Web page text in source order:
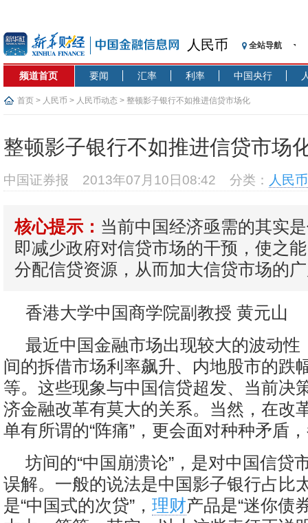
人民币 全站导航
频道首页 要闻 汇率 利率 中国央行
首页 > 人民币 > 人民币动态 > 整顿影子银行不如推进信贷市场化
整顿影子银行不如推进信贷市场
中国证券报 2013年07月10日08:42 分类： 人民
核心提示： 当前中国经济亟需的其实
即减少政府对信贷市场的干预，使之
分配信贷资源，从而加大信贷市场的
香港大学中国商学院副教授 黄元山
最近中国金融市场出现较大的波动性
间的拆借市场利率飙升、内地股市的跌
等。这些现象与中国信贷超发、当前决
济金融改革有莫大的关系。当然，在改
单有所谓的“阵痛”，更会面对种种矛盾
坊间的“中国崩溃论”，是对中国信贷
误解。一般的说法是中国影子银行占比
是“中国式的次贷”， 理财产品是“迷你债